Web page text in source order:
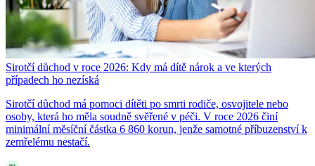
Sirotčí důchod v roce 2026: Kdy má dítě nárok a ve kterých
případech ho nezíská
Sirotčí důchod má pomoci dítěti po smrti rodiče, osvojitele nebo
osoby, která ho měla soudně svěřené v péči. V roce 2026 činí
minimální měsíční částka 6 860 korun, jenže samotné příbuzenství k
zemřelému nestačí.